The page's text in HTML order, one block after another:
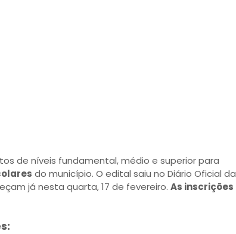
de níveis fundamental, médio e superior para
do município. O edital saiu no Diário Oficial da
já nesta quarta, 17 de fevereiro. As inscrições